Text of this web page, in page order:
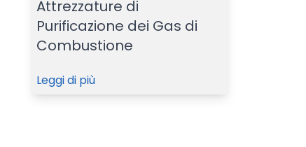
Attrezzature di
Purificazione dei Gas di
Combustione
Leggi di più